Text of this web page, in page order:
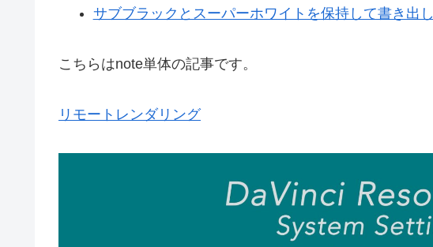
サブブラックとスーパーホワイトを保持して書き出し
こちらはnote単体の記事です。
リモートレンダリング